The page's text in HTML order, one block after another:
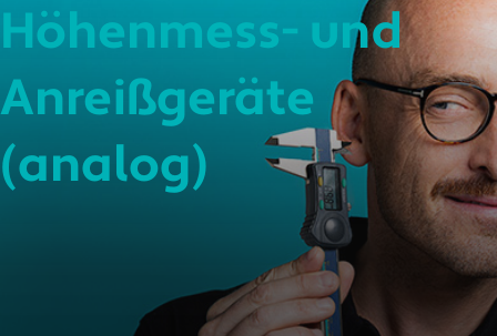
Höhenmess- und
Anreißgeräte
(analog)